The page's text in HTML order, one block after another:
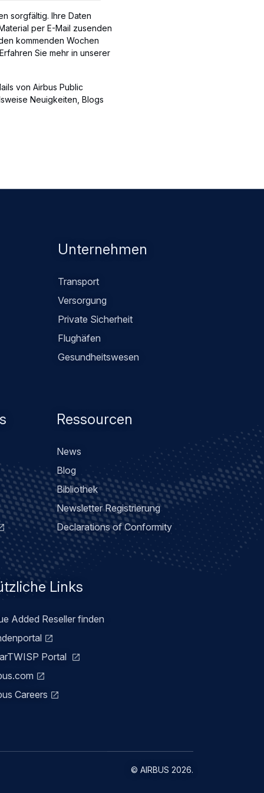
sorgfältig. Ihre Daten
per E-Mail zusenden
kommenden Wochen
Sie mehr in unserer
von Airbus Public
Neuigkeiten, Blogs
Unternehmen
Transport
Versorgung
Private Sicherheit
Flughäfen
Gesundheitswesen
Ressourcen
News
Blog
Bibliothek
Newsletter Registrierung
Declarations of Conformity
Links
Added Reseller finden
Portal
Careers
© AIRBUS 2026.